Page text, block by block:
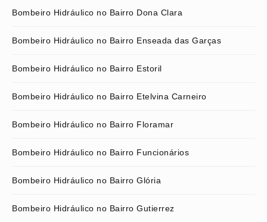
Bombeiro Hidráulico no Bairro Dona Clara
Bombeiro Hidráulico no Bairro Enseada das Garças
Bombeiro Hidráulico no Bairro Estoril
Bombeiro Hidráulico no Bairro Etelvina Carneiro
Bombeiro Hidráulico no Bairro Floramar
Bombeiro Hidráulico no Bairro Funcionários
Bombeiro Hidráulico no Bairro Glória
Bombeiro Hidráulico no Bairro Gutierrez